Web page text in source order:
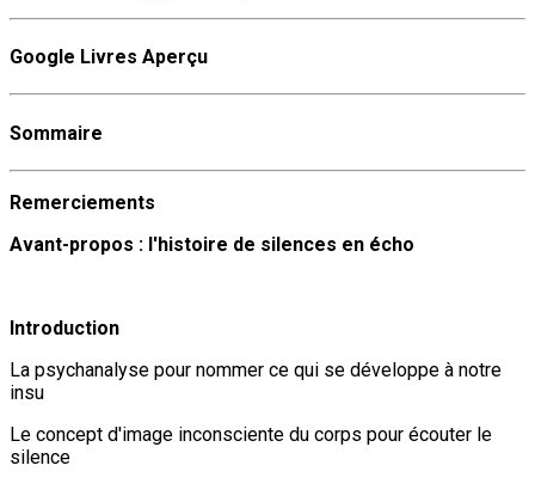
Google Livres Aperçu
Sommaire
Remerciements
Avant-propos : l'histoire de silences en écho
Introduction
La psychanalyse pour nommer ce qui se développe à notre
insu
Le concept d'image inconsciente du corps pour écouter le
silence